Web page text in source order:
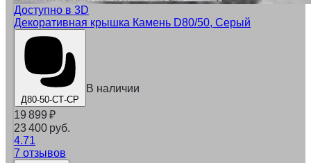
Доступно в 3D
Декоративная крышка Камень D80/50, Серый
Д80-50-СТ-СР
В наличии
19 899 ₽
23 400 руб.
4.71
7 отзывов